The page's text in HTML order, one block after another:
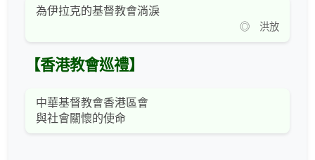
為伊拉克的基督教會淌淚
◎ 洪放
【香港教會巡禮】
中華基督教會香港區會
與社會關懷的使命